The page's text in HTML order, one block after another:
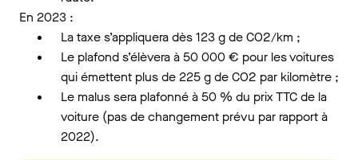
En 2023 :
La taxe s’appliquera dès 123 g de CO2/km ;
Le plafond s’élèvera à 50 000 € pour les voitures
qui émettent plus de 225 g de CO2 par kilomètre ;
Le malus sera plafonné à 50 % du prix TTC de la
voiture (pas de changement prévu par rapport à
2022).